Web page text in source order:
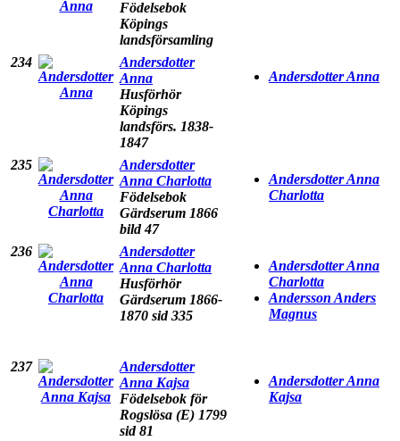
Födelsebok
Köpings
landsförsamling
234
Andersdotter
Anna
Husförhör
Köpings
landsförs. 1838-
1847
Andersdotter Anna
235
Andersdotter
Anna Charlotta
Födelsebok
Gärdserum 1866
bild 47
Andersdotter Anna
Charlotta
236
Andersdotter
Anna Charlotta
Husförhör
Gärdserum 1866-
1870 sid 335
Andersdotter Anna
Charlotta
Andersson Anders
Magnus
237
Andersdotter
Anna Kajsa
Födelsebok för
Rogslösa (E) 1799
sid 81
Andersdotter Anna
Kajsa